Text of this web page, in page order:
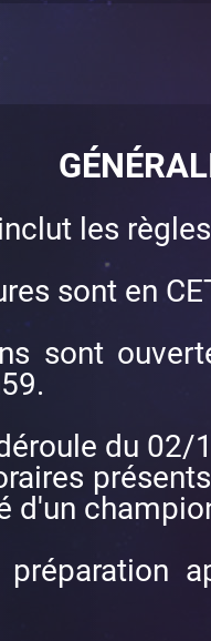
les
sont en
sont
du
d'un